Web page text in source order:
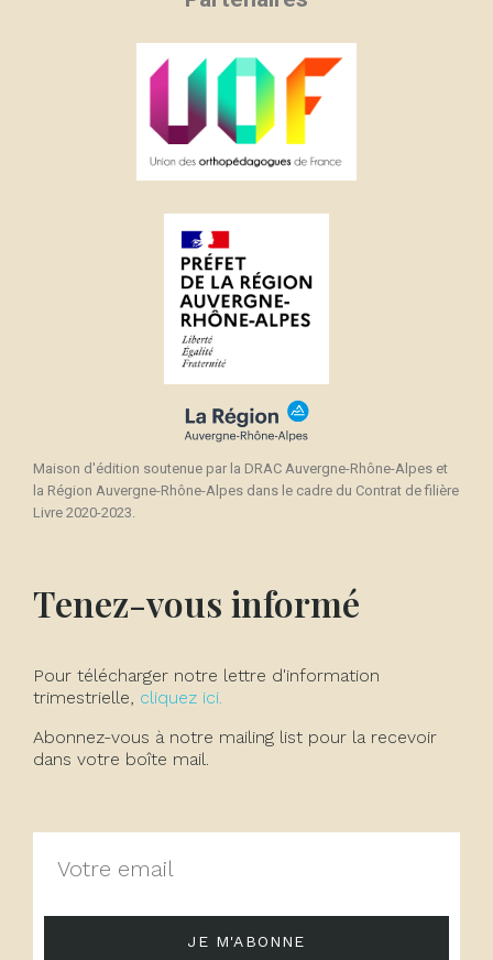
Maison d'édition soutenue par la DRAC Auvergne-Rhône-Alpes et
la Région Auvergne-Rhône-Alpes dans le cadre du Contrat de filière
Livre 2020-2023.
Tenez-vous informé
Pour télécharger notre lettre d'information
trimestrielle, cliquez ici.
Abonnez-vous à notre mailing list pour la recevoir
dans votre boîte mail.
JE M'ABONNE